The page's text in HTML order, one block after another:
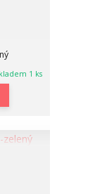
1 ks